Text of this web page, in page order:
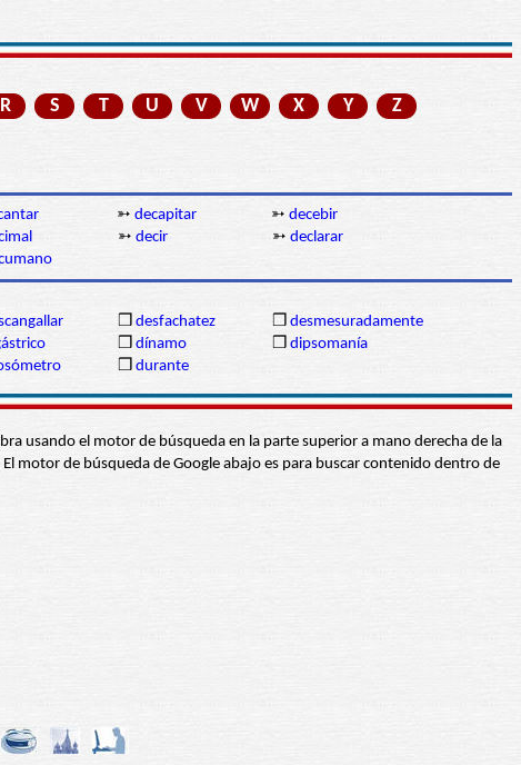
R S T U V W X Y Z
➳ decapitar ➳ decebir
➳ decir ➳ declarar
❒ desfachatez ❒ desmesuradamente
❒ dínamo ❒ dipsomanía
❒ durante
usando el motor de búsqueda en la parte superior a mano derecha de la
motor de búsqueda de Google abajo es para buscar contenido dentro de